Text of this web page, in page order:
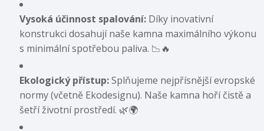
Vysoká účinnost spalování: Díky inovativní
konstrukci dosahují naše kamna maximálního výkonu
s minimální spotřebou paliva. 📉🔥
Ekologický přístup:Splňujeme nejpřísnější evropské
normy (včetně Ekodesignu). Naše kamna hoří čistě a
šetří životní prostředí. 🌿🌍